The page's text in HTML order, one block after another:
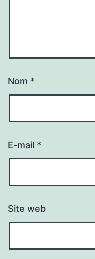
Nom *
E-mail *
Site web